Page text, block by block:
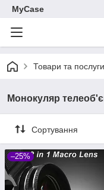
MyCase
Товари та послуги
Монокуляр
Сортування
–25%